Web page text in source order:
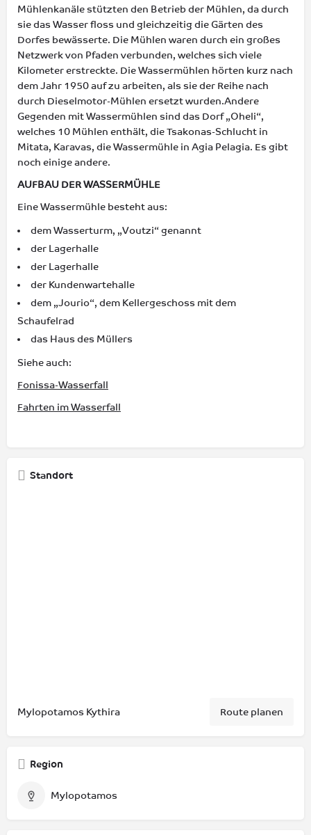
Mühlenkanäle stützten den Betrieb der Mühlen, da durch
sie das Wasser floss und gleichzeitig die Gärten des
Dorfes bewässerte. Die Mühlen waren durch ein großes
Netzwerk von Pfaden verbunden, welches sich viele
Kilometer erstreckte. Die Wassermühlen hörten kurz nach
dem Jahr 1950 auf zu arbeiten, als sie der Reihe nach
durch Dieselmotor-Mühlen ersetzt wurden.Andere
Gegenden mit Wassermühlen sind das Dorf „Oheli“,
welches 10 Mühlen enthält, die Tsakonas-Schlucht in
Mitata, Karavas, die Wassermühle in Agia Pelagia. Es gibt
noch einige andere.
AUFBAU DER WASSERMÜHLE
Eine Wassermühle besteht aus:
dem Wasserturm, „Voutzi“ genannt
der Lagerhalle
der Lagerhalle
der Kundenwartehalle
dem „Jourio“, dem Kellergeschoss mit dem
Schaufelrad
das Haus des Müllers
Siehe auch:
Fonissa-Wasserfall
Fahrten im Wasserfall
Standort
Mylopotamos Kythira Route planen
Region
Mylopotamos